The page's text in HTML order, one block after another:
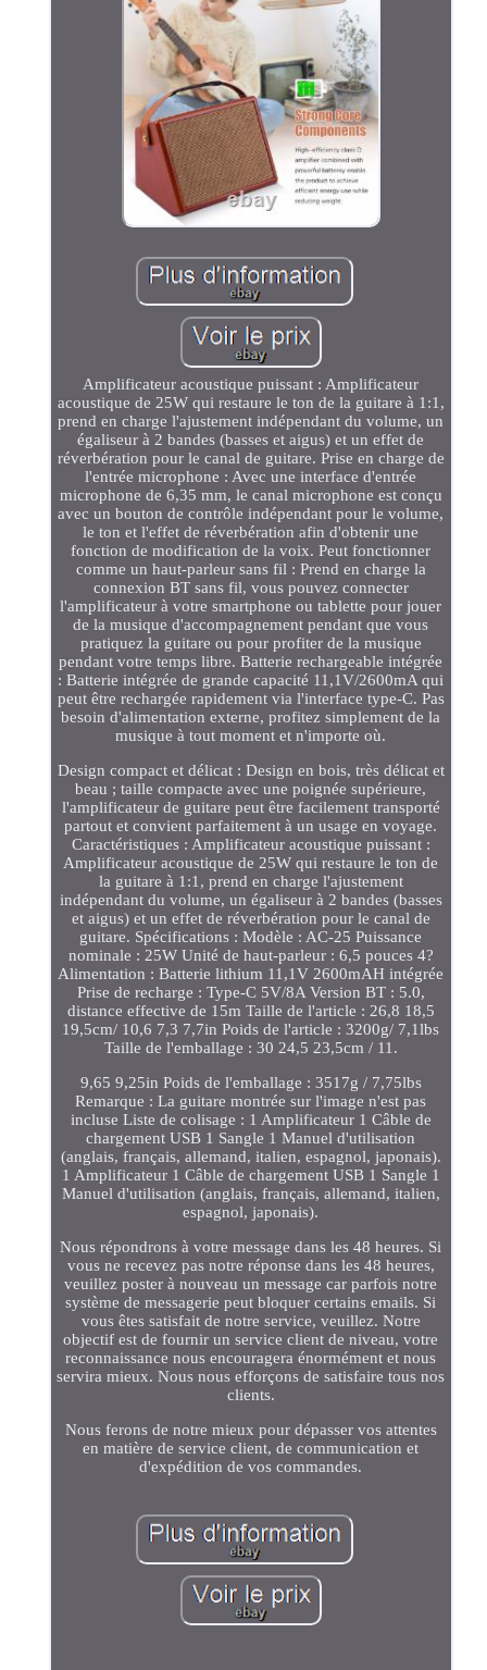
Amplificateur acoustique puissant : Amplificateur
acoustique de 25W qui restaure le ton de la guitare à 1:1,
prend en charge l'ajustement indépendant du volume, un
égaliseur à 2 bandes (basses et aigus) et un effet de
réverbération pour le canal de guitare. Prise en charge de
l'entrée microphone : Avec une interface d'entrée
microphone de 6,35 mm, le canal microphone est conçu
avec un bouton de contrôle indépendant pour le volume,
le ton et l'effet de réverbération afin d'obtenir une
fonction de modification de la voix. Peut fonctionner
comme un haut-parleur sans fil : Prend en charge la
connexion BT sans fil, vous pouvez connecter
l'amplificateur à votre smartphone ou tablette pour jouer
de la musique d'accompagnement pendant que vous
pratiquez la guitare ou pour profiter de la musique
pendant votre temps libre. Batterie rechargeable intégrée
: Batterie intégrée de grande capacité 11,1V/2600mA qui
peut être rechargée rapidement via l'interface type-C. Pas
besoin d'alimentation externe, profitez simplement de la
musique à tout moment et n'importe où.
Design compact et délicat : Design en bois, très délicat et
beau ; taille compacte avec une poignée supérieure,
l'amplificateur de guitare peut être facilement transporté
partout et convient parfaitement à un usage en voyage.
Caractéristiques : Amplificateur acoustique puissant :
Amplificateur acoustique de 25W qui restaure le ton de
la guitare à 1:1, prend en charge l'ajustement
indépendant du volume, un égaliseur à 2 bandes (basses
et aigus) et un effet de réverbération pour le canal de
guitare. Spécifications : Modèle : AC-25 Puissance
nominale : 25W Unité de haut-parleur : 6,5 pouces 4?
Alimentation : Batterie lithium 11,1V 2600mAH intégrée
Prise de recharge : Type-C 5V/8A Version BT : 5.0,
distance effective de 15m Taille de l'article : 26,8 18,5
19,5cm/ 10,6 7,3 7,7in Poids de l'article : 3200g/ 7,1lbs
Taille de l'emballage : 30 24,5 23,5cm / 11.
9,65 9,25in Poids de l'emballage : 3517g / 7,75lbs
Remarque : La guitare montrée sur l'image n'est pas
incluse Liste de colisage : 1 Amplificateur 1 Câble de
chargement USB 1 Sangle 1 Manuel d'utilisation
(anglais, français, allemand, italien, espagnol, japonais).
1 Amplificateur 1 Câble de chargement USB 1 Sangle 1
Manuel d'utilisation (anglais, français, allemand, italien,
espagnol, japonais).
Nous répondrons à votre message dans les 48 heures. Si
vous ne recevez pas notre réponse dans les 48 heures,
veuillez poster à nouveau un message car parfois notre
système de messagerie peut bloquer certains emails. Si
vous êtes satisfait de notre service, veuillez. Notre
objectif est de fournir un service client de niveau, votre
reconnaissance nous encouragera énormément et nous
servira mieux. Nous nous efforçons de satisfaire tous nos
clients.
Nous ferons de notre mieux pour dépasser vos attentes
en matière de service client, de communication et
d'expédition de vos commandes.